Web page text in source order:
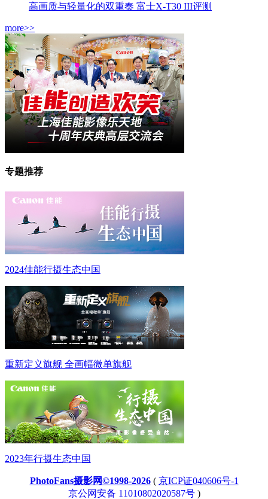
高画质与轻量化的双重奏 富士X-T30 III评测
more>>
专题推荐
2024佳能行摄生态中国
重新定义旗舰 全画幅微单旗舰
2023年行摄生态中国
PhotoFans摄影网©1998-2026( 京ICP证040606号-1
京公网安备 11010802020587号)